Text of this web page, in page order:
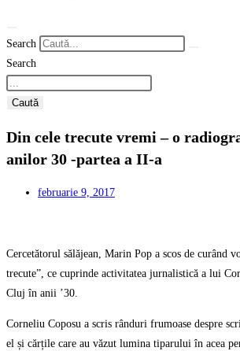
Search
Search
Caută
Din cele trecute vremi – o
anilor 30 -partea a II-a
februarie 9, 2017
Cercetătorul sălăjean, Marin Pop a scos de curând
trecute”, ce cuprinde activitatea jurnalistică a lui
Cluj în anii ’30.
Corneliu Coposu a scris rânduri frumoase despre
el și cărțile care au văzut lumina tiparului în acea